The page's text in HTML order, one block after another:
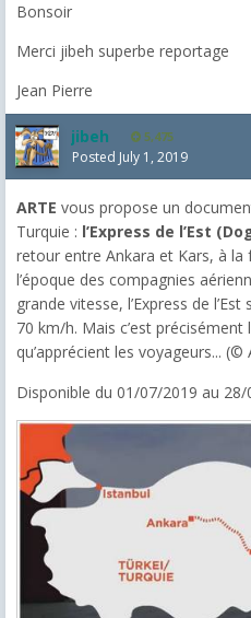
Bonsoir
Merci jibeh superbe reportage
Jean Pierre
jibeh 5,475
Posted July 1, 2019
ARTE vous propose un
Turquie : l’Express de l’Est
retour entre Ankara et Kars, à la
l’époque des compagnies
grande vitesse, l’Express de
70 km/h. Mais c’est
qu’apprécient les voyageurs...
Disponible du 01/07/2019 au